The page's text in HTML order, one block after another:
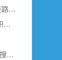
断网不断智，离线即强大：鱼亮科技全链路边缘语音赋能具身智能
跨越千里赴沪逐梦 云南绿春哈尼学子入职上海虹桥空港
7月23日以来，彭水山体崩塌现场累计新搜寻确认出30名遇难者